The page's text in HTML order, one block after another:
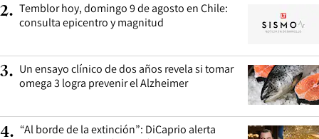
2. Temblor hoy, domingo 9 de agosto en Chile:
consulta epicentro y magnitud
3. Un ensayo clínico de dos años revela si tomar
omega 3 logra prevenir el Alzheimer
4. “Al borde de la extinción”: DiCaprio alerta